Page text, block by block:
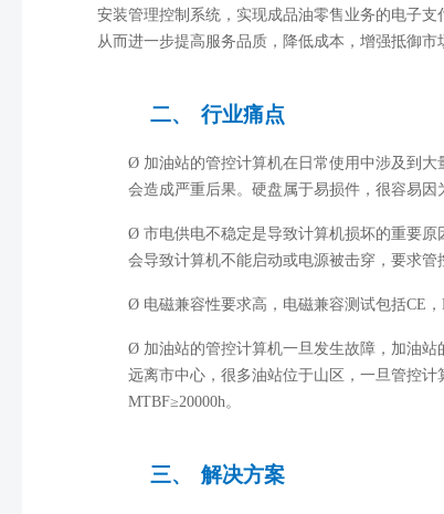
安装管理控制系统，实现成品油零售业务的电子
从而进一步提高服务品质，降低成本，增强抵御市
二、 行业痛点
Ø 加油站的管控计算机在日常使用中涉及到
会造成严重后果。硬盘属于易损件，很容易
Ø 市电供电不稳定是导致计算机损坏的重要
会导致计算机不能启动或电源被击穿，要求
Ø 电磁兼容性要求高，电磁兼容测试包括CE ，
Ø 加油站的管控计算机一旦发生故障，加油
远离市中心，很多油站位于山区，一旦管控
MTBF≥20000h。
三、 解决方案